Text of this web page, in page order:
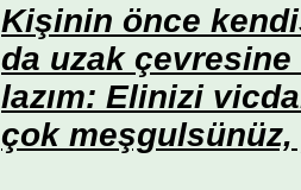
Kişinin önce
da uzak çevresine
lazım: Elinizi
çok meşgulsünüz,